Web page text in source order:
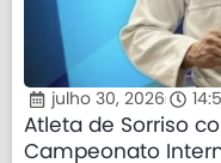
julho 30, 2026
Atleta de Sorriso
Campeonato